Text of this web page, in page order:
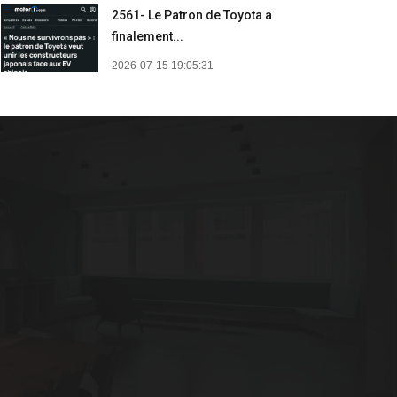
2561- Le Patron de Toyota a
finalement...
2026-07-15 19:05:31